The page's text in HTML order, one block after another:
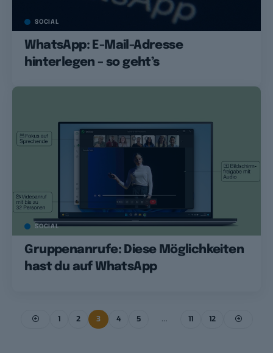
SOCIAL
WhatsApp: E-Mail-Adresse
hinterlegen – so geht’s
SOCIAL
Gruppenanrufe: Diese Möglichkeiten
hast du auf WhatsApp
1 2 3 4 5 … 11 12